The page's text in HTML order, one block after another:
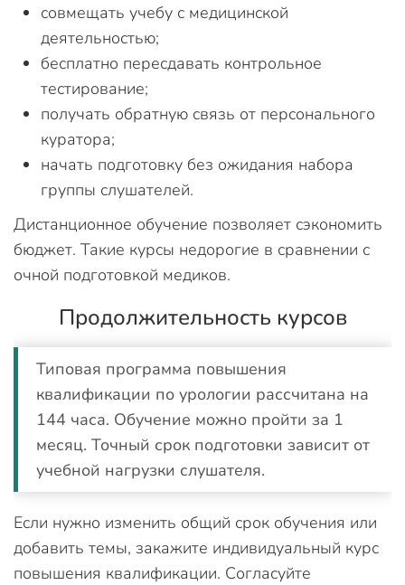
совмещать учебу с медицинской
деятельностью;
бесплатно пересдавать контрольное
тестирование;
получать обратную связь от персонального
куратора;
начать подготовку без ожидания набора
группы слушателей.
Дистанционное обучение позволяет сэкономить
бюджет. Такие курсы недорогие в сравнении с
очной подготовкой медиков.
Продолжительность курсов
Типовая программа повышения
квалификации по урологии рассчитана на
144 часа. Обучение можно пройти за 1
месяц. Точный срок подготовки зависит от
учебной нагрузки слушателя.
Если нужно изменить общий срок обучения или
добавить темы, закажите индивидуальный курс
повышения квалификации. Согласуйте